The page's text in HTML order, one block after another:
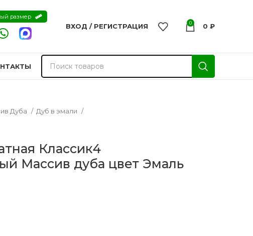
размер
ВХОД / РЕГИСТРАЦИЯ 0 0 ₽
Дуба
Дуб в эмали
Классик4
Массив дуба цвет Эмаль